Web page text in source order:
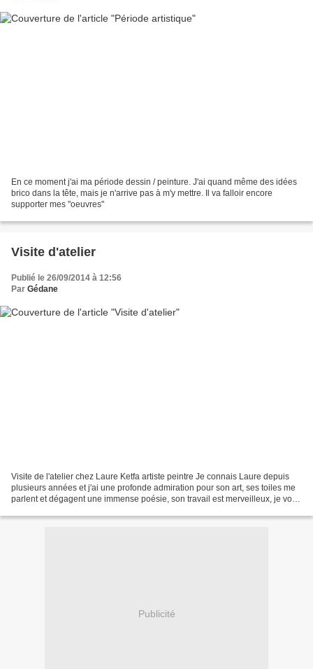
En ce moment j'ai ma période dessin / peinture. J'ai quand même des idées
brico dans la tête, mais je n'arrive pas à m'y mettre. Il va falloir encore
supporter mes "oeuvres"
Visite d'atelier
Publié le 26/09/2014 à 12:56
Par Gédane
Visite de l'atelier chez Laure Ketfa artiste peintre Je connais Laure depuis
plusieurs années et j'ai une profonde admiration pour son art, ses toiles me
parlent et dégagent une immense poésie, son travail est merveilleux, je vous
Publicité